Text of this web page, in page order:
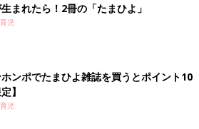
まれたら！2冊の「たまひよ」
児
ンポでたまひよ雑誌を買うとポイント10
】
児